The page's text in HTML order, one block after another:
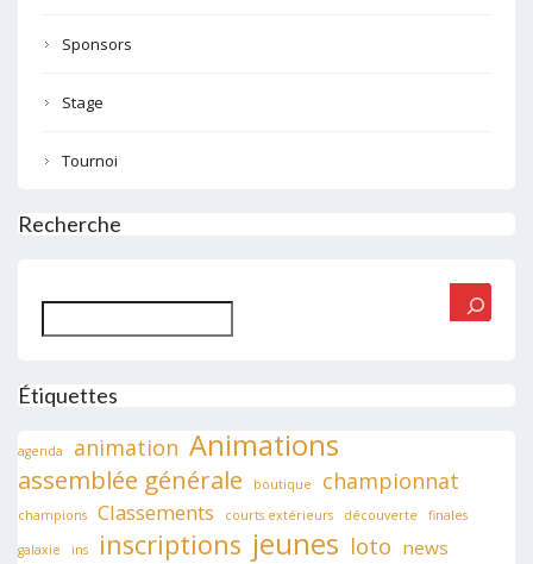
Sponsors
Stage
Tournoi
Recherche
Étiquettes
agenda animation Animations
assemblée générale boutique championnat
champions Classements courts extérieurs découverte finales
galaxie ins inscriptions jeunes loto news